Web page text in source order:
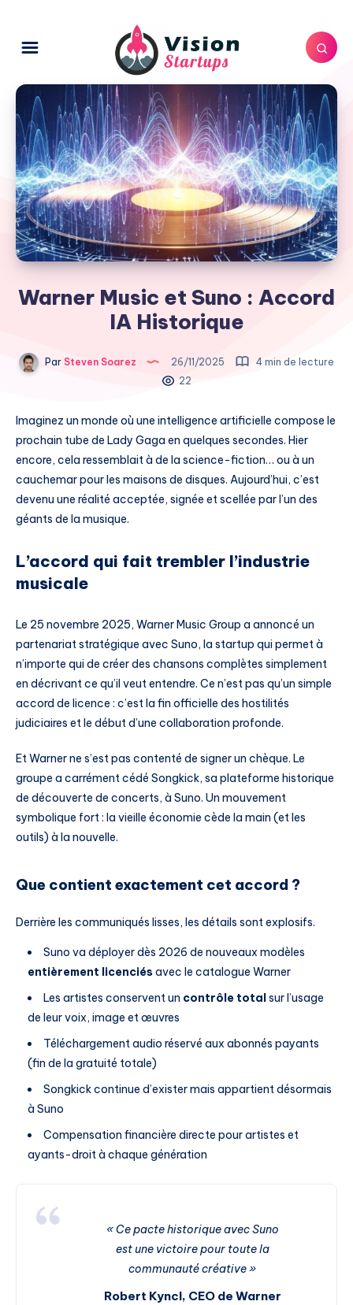
Warner Music et Suno : Accord
IA Historique
Par Steven Soarez 26/11/2025
4 min de lecture
22
Imaginez un monde où une intelligence artificielle compose le
prochain tube de Lady Gaga en quelques secondes. Hier
encore, cela ressemblait à de la science-fiction… ou à un
cauchemar pour les maisons de disques. Aujourd’hui, c’est
devenu une réalité acceptée, signée et scellée par l’un des
géants de la musique.
L’accord qui fait trembler l’industrie
musicale
Le 25 novembre 2025, Warner Music Group a annoncé un
partenariat stratégique avec Suno, la startup qui permet à
n’importe qui de créer des chansons complètes simplement
en décrivant ce qu’il veut entendre. Ce n’est pas qu’un simple
accord de licence : c’est la fin officielle des hostilités
judiciaires et le début d’une collaboration profonde.
Et Warner ne s’est pas contenté de signer un chèque. Le
groupe a carrément cédé Songkick, sa plateforme historique
de découverte de concerts, à Suno. Un mouvement
symbolique fort : la vieille économie cède la main (et les
outils) à la nouvelle.
Que contient exactement cet accord ?
Derrière les communiqués lisses, les détails sont explosifs.
Suno va déployer dès 2026 de nouveaux modèles
entièrement licenciés avec le catalogue Warner
Les artistes conservent un contrôle totalsur l’usage
de leur voix, image et œuvres
Téléchargement audio réservé aux abonnés payants
(fin de la gratuité totale)
Songkick continue d’exister mais appartient désormais
à Suno
Compensation financière directe pour artistes et
ayants-droit à chaque génération
« Ce pacte historique avec Suno
est une victoire pour toute la
communauté créative »
Robert Kyncl, CEO de Warner